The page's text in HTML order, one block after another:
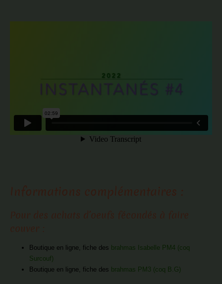
Boutique en ligne, fiche des brahmas Isabelle PM4 (coq
Surcouf)
Boutique en ligne, fiche des brahmas PM3 (coq B.G)